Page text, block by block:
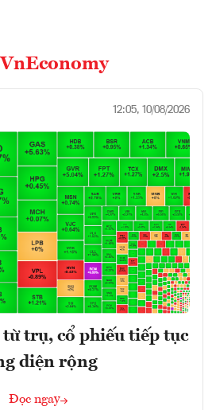
VnEconomy
12:05, 10/08/2026
từ trụ, cổ phiếu tiếp tục
diện rộng
Đọc ngay